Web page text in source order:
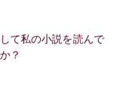
て私の小説を読んで
？